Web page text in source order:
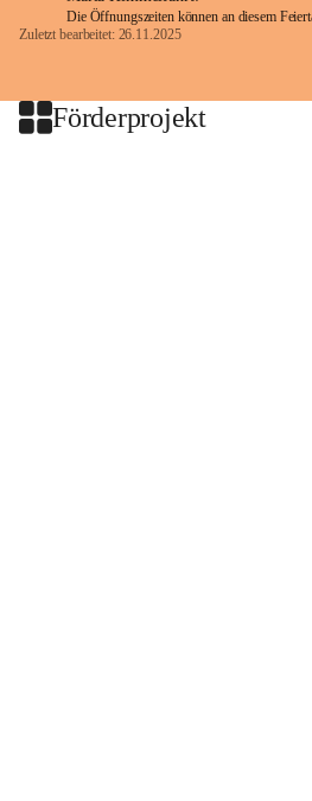
Die Öffnungszeiten können an diesem
Zuletzt bearbeitet: 26.11.2025
Förderprojekt